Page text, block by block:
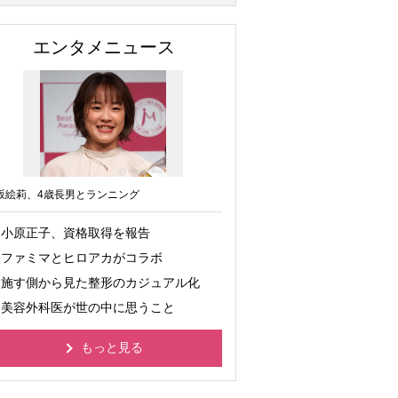
エンタメニュース
絵莉、4歳長男とランニング
小原正子、資格取得を報告
ファミマとヒロアカがコラボ
施す側から見た整形のカジュアル化
美容外科医が世の中に思うこと
もっと見る